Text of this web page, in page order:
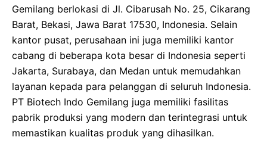
Gemilang berlokasi di Jl. Cibarusah No. 25, Cikarang
Barat, Bekasi, Jawa Barat 17530, Indonesia. Selain
kantor pusat, perusahaan ini juga memiliki kantor
cabang di beberapa kota besar di Indonesia seperti
Jakarta, Surabaya, dan Medan untuk memudahkan
layanan kepada para pelanggan di seluruh Indonesia.
PT Biotech Indo Gemilang juga memiliki fasilitas
pabrik produksi yang modern dan terintegrasi untuk
memastikan kualitas produk yang dihasilkan.